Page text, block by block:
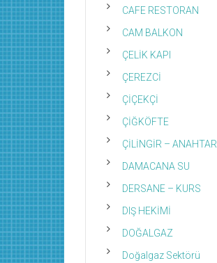
CAFE RESTORAN
CAM BALKON
ÇELİK KAPI
ÇEREZCİ
ÇİÇEKÇİ
ÇİĞKÖFTE
ÇİLİNGİR – ANAHTAR
DAMACANA SU
DERSANE – KURS
DIŞ HEKİMİ
DOĞALGAZ
Doğalgaz Sektörü